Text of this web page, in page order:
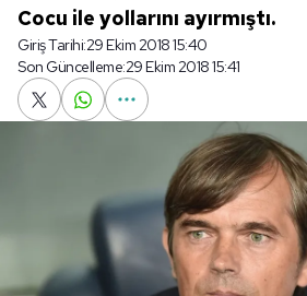
Cocu ile yollarını ayırmıştı.
Giriş Tarihi:29 Ekim 2018 15:40
Son Güncelleme:29 Ekim 2018 15:41